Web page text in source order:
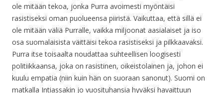
ole mitään tekoa, jonka Purra avoimesti myöntäisi
rasistiseksi oman puolueensa piiristä. Vaikuttaa, että sillä ei
ole mitään väliä Purralle, vaikka miljoonat aasialaiset ja iso
osa suomalaisista väittäisi tekoa rasistiseksi ja pilkkaavaksi.
Purra itse toisaalta noudattaa suhteellisen loogisesti
politiikkaansa, joka on rasistinen, oikeistolainen ja, johon ei
kuulu empatia (niin kuin hän on suoraan sanonut). Suomi on
matkalla Intiassakin jo vuosituhansia hyväksi havaittuun